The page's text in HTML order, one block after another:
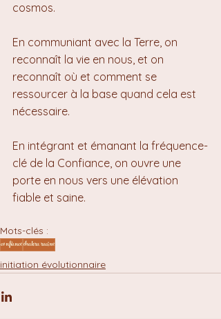
cosmos.
En communiant avec la Terre, on
reconnaît la vie en nous, et on
reconnaît où et comment se
ressourcer à la base quand cela est
nécessaire.
En intégrant et émanant la fréquence-
clé de la Confiance, on ouvre une
porte en nous vers une élévation
fiable et saine.
Mots-clés :
confiancechakra racine
initiation évolutionnaire